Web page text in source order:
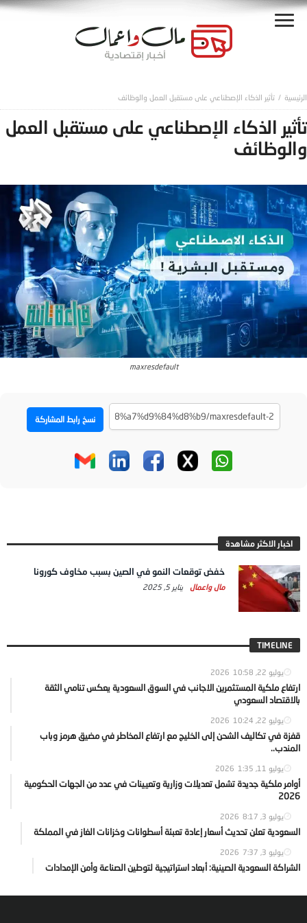
تأثير الذكاء الإصطناعي على مستقبل العمل والوظائف
تأثير الذكاء الإصطناعي على مستقبل العمل
والوظائف
maxresdefault
نسخ رابط المشاركة
اخبار الاكثر مشاهدة
خفض توقعات النمو في الصين بسبب مخاوف كورونا
مال واعمال يناير 5, 2025
TIMELINE
يوليو 22, 2026 10:58
ارتفاع ملكية المستثمرين الاجانب في السوق السعودية يعكس تنامي الثقة
بالاقتصاد السعودي
يوليو 22, 2026 10:24
قفزة في تكاليف الشحن إلى الخليج مع ارتفاع المخاطر في مضيق هرمز وباب
المندب..
يوليو 11, 2026 1:35
أوامر ملكية جديدة تشمل تعديلات وزارية وتعيينات في عدد من الجهات الحكومية
2026
يوليو 3, 2026 8:17
السعودية تعلن تحديث أسعار إعادة تعبئة أسطوانات وخزانات الغاز في المملكة
يوليو 3, 2026 7:37
الشراكة السعودية الصينية: أبعاد استراتيجية لتوطين الصناعة وأمن الإمدادات